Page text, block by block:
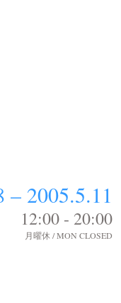
– 2005.5.11
12:00 - 20:00
月曜休 / MON CLOSED